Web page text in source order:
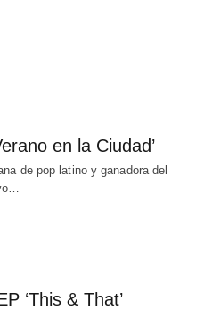
en la Ciudad’
de pop latino y ganadora del
‘This & That’